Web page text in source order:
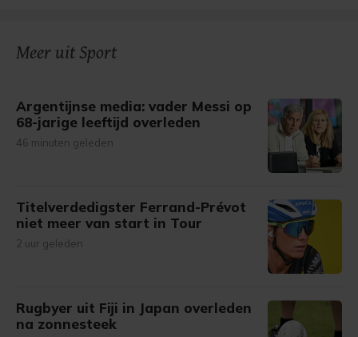
Meer uit Sport
Argentijnse media: vader Messi op
68-jarige leeftijd overleden
46 minuten geleden
Titelverdedigster Ferrand-Prévot
niet meer van start in Tour
2 uur geleden
Rugbyer uit Fiji in Japan overleden
na zonnesteek